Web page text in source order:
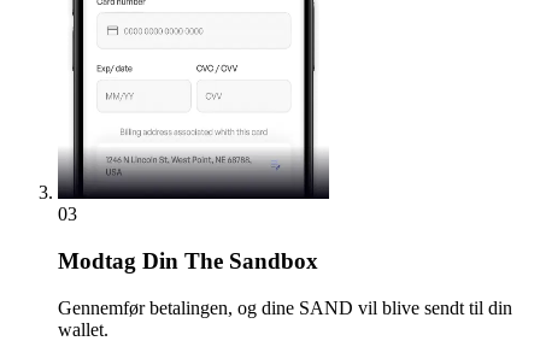
03
Modtag Din The Sandbox
Gennemfør betalingen, og dine SAND vil blive sendt til din
wallet.